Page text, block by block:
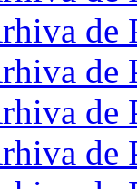
de
de
de
de